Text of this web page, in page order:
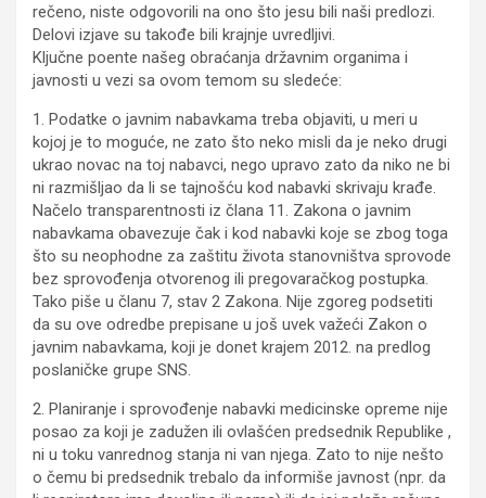
rečeno, niste odgovorili na ono što jesu bili naši predlozi.
Delovi izjave su takođe bili krajnje uvredljivi.
Ključne poente našeg obraćanja državnim organima i
javnosti u vezi sa ovom temom su sledeće:
1. Podatke o javnim nabavkama treba objaviti, u meri u
kojoj je to moguće, ne zato što neko misli da je neko drugi
ukrao novac na toj nabavci, nego upravo zato da niko ne bi
ni razmišljao da li se tajnošću kod nabavki skrivaju krađe.
Načelo transparentnosti iz člana 11. Zakona o javnim
nabavkama obavezuje čak i kod nabavki koje se zbog toga
što su neophodne za zaštitu života stanovništva sprovode
bez sprovođenja otvorenog ili pregovaračkog postupka.
Tako piše u članu 7, stav 2 Zakona. Nije zgoreg podsetiti
da su ove odredbe prepisane u još uvek važeći Zakon o
javnim nabavkama, koji je donet krajem 2012. na predlog
poslaničke grupe SNS.
2. Planiranje i sprovođenje nabavki medicinske opreme nije
posao za koji je zadužen ili ovlašćen predsednik Republike ,
ni u toku vanrednog stanja ni van njega. Zato to nije nešto
o čemu bi predsednik trebalo da informiše javnost (npr. da